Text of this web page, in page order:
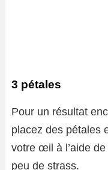
3 pétales
Pour un résultat
placez des pétales
votre œil à l’aide
peu de strass.